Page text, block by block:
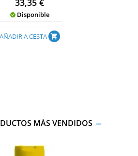
 Disponible
AÑADIR A CESTA shopping_cart
MÁS VENDIDOS